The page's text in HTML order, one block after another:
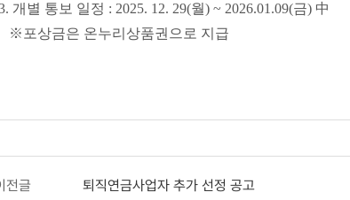
개별 통보 일정 : 2025. 12. 29(월) ~ 2026.01.09(금) 中
※포상금은 온누리상품권으로 지급
전글 퇴직연금사업자 추가 선정 공고